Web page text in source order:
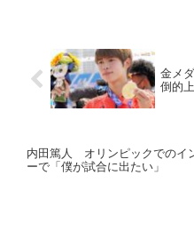
金メ
倒的
内田篤人 オリンピックでのイ
ーで「僕が試合に出たい」